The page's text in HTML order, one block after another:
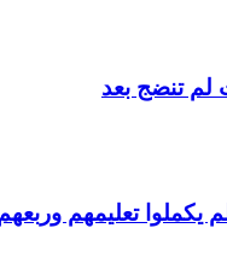
لم تنضج بعد